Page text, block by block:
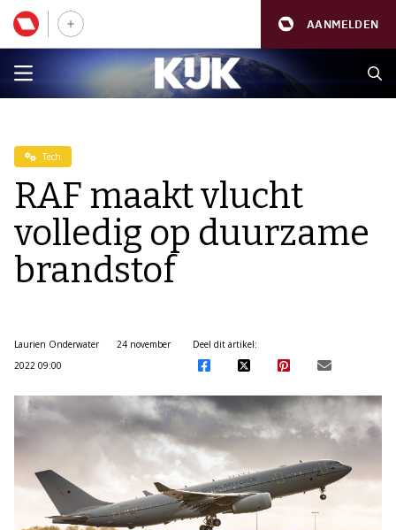
AANMELDEN
Tech
RAF maakt vlucht
volledig op duurzame
brandstof
Laurien Onderwater
24 november
2022 09:00
Deel dit artikel: